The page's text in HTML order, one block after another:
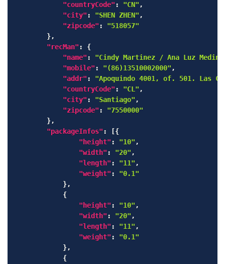
"countryCode" : "CN" ,
"city" : "SHEN ZHEN" ,
"zipcode" :
"518057"
},
"recMan" :
{
"name" :
"Cindy Martinez / Ana Luz
"mobile" : "(86)13510002000" ,
"addr" :
"Apoquindo 4001, of. 501. Las
"countryCode" : "CL" ,
"city" : "Santiago" ,
"zipcode" :
"7550000"
},
"packageInfos" : [{
"height" : "10" ,
"width" : "20" ,
"length" : "11" ,
"weight" :
"0.1"
},
{
"height" : "10" ,
"width" : "20" ,
"length" : "11" ,
"weight" :
"0.1"
},
{